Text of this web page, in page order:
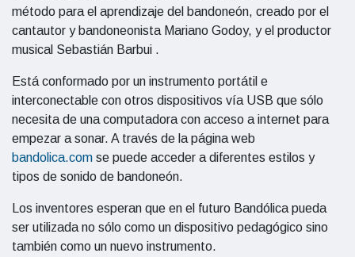
método para el aprendizaje del bandoneón, creado por el
cantautor y bandoneonista Mariano Godoy, y el productor
musical Sebastián Barbui .
Está conformado por un instrumento portátil e
interconectable con otros dispositivos vía USB que sólo
necesita de una computadora con acceso a internet para
empezar a sonar. A través de la página web
bandolica.com se puede acceder a diferentes estilos y
tipos de sonido de bandoneón.
Los inventores esperan que en el futuro Bandólica pueda
ser utilizada no sólo como un dispositivo pedagógico sino
también como un nuevo instrumento.